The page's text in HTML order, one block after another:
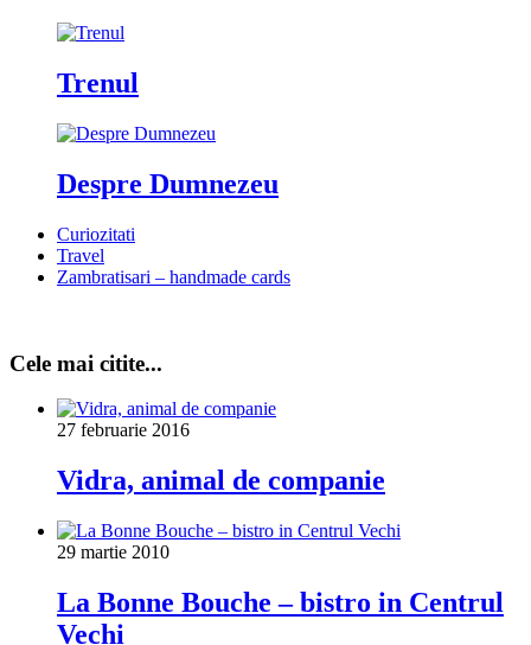
Trenul
Despre Dumnezeu
Curiozitati
Travel
Zambratisari – handmade cards
Cele mai citite...
27 februarie 2016
Vidra, animal de companie
29 martie 2010
La Bonne Bouche – bistro in Centrul
Vechi